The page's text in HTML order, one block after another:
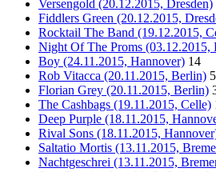
Versengold (20.12.2015, Dresden)
Fiddlers Green (20.12.2015,
Rocktail The Band (19.12.2015,
Night Of The Proms (03.12.2015,
Boy (24.11.2015, Hannover) 14
Rob Vitacca (20.11.2015, Berlin)
Florian Grey (20.11.2015, Berlin)
The Cashbags (19.11.2015, Celle)
Deep Purple (18.11.2015,
Rival Sons (18.11.2015,
Saltatio Mortis (13.11.2015,
Nachtgeschrei (13.11.2015,